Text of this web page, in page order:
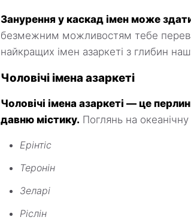
Занурення у каскад імен може
безмежним можливостям тебе
найкращих імен азаркеті з глибин
Чоловічі імена азаркеті
Чоловічі імена азаркеті — це
давню містику. Поглянь на
Ерінтіс
Теронін
Зеларі
Ріслін